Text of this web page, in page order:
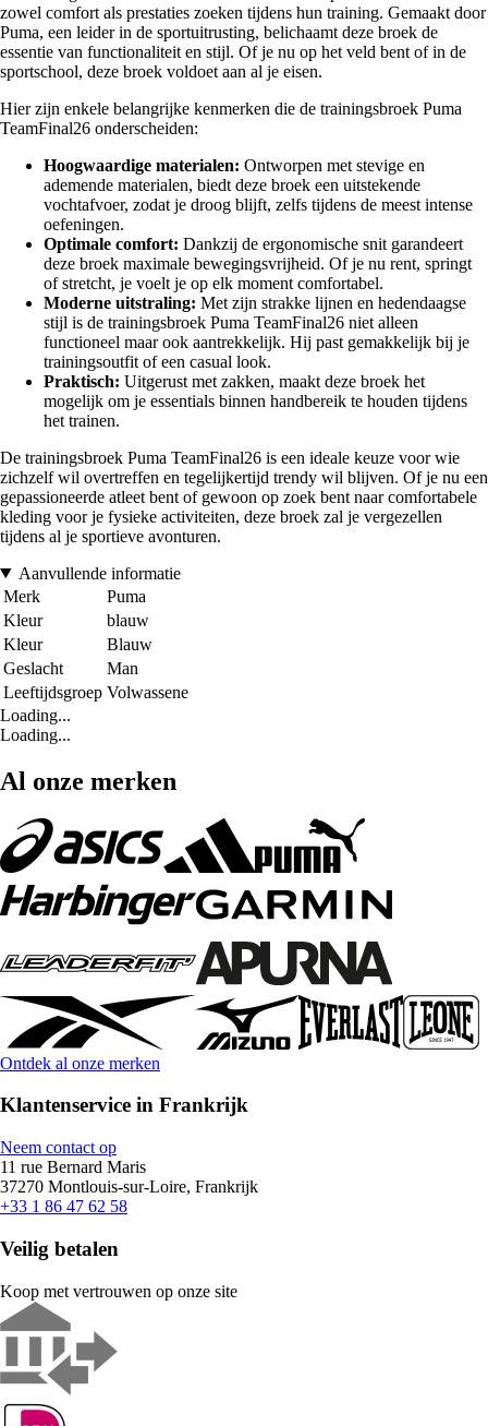
zowel comfort als prestaties zoeken tijdens hun training. Gemaakt door
Puma, een leider in de sportuitrusting, belichaamt deze broek de
essentie van functionaliteit en stijl. Of je nu op het veld bent of in de
sportschool, deze broek voldoet aan al je eisen.
Hier zijn enkele belangrijke kenmerken die de trainingsbroek Puma
TeamFinal26 onderscheiden:
Hoogwaardige materialen: Ontworpen met stevige en
ademende materialen, biedt deze broek een uitstekende
vochtafvoer, zodat je droog blijft, zelfs tijdens de meest intense
oefeningen.
Optimale comfort: Dankzij de ergonomische snit garandeert
deze broek maximale bewegingsvrijheid. Of je nu rent, springt
of stretcht, je voelt je op elk moment comfortabel.
Moderne uitstraling: Met zijn strakke lijnen en hedendaagse
stijl is de trainingsbroek Puma TeamFinal26 niet alleen
functioneel maar ook aantrekkelijk. Hij past gemakkelijk bij je
trainingsoutfit of een casual look.
Praktisch: Uitgerust met zakken, maakt deze broek het
mogelijk om je essentials binnen handbereik te houden tijdens
het trainen.
De trainingsbroek Puma TeamFinal26 is een ideale keuze voor wie
zichzelf wil overtreffen en tegelijkertijd trendy wil blijven. Of je nu een
gepassioneerde atleet bent of gewoon op zoek bent naar comfortabele
kleding voor je fysieke activiteiten, deze broek zal je vergezellen
tijdens al je sportieve avonturen.
Aanvullende informatie
Merk
Puma
Kleur
blauw
Kleur
Blauw
Geslacht
Man
Leeftijdsgroep Volwassene
Loading...
Loading...
Al onze merken
Ontdek al onze merken
Klantenservice in Frankrijk
Neem contact op
11 rue Bernard Maris
37270 Montlouis-sur-Loire, Frankrijk
+33 1 86 47 62 58
Veilig betalen
Koop met vertrouwen op onze site